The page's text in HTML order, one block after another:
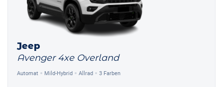
Jeep
Avenger 4xe Overland
Automat Mild-Hybrid Allrad 3 Farben